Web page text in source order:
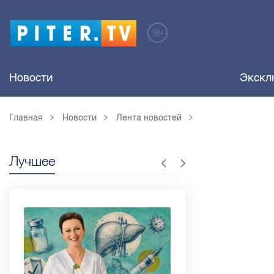
Новости
Главная Новости Лента новостей
Лучшее